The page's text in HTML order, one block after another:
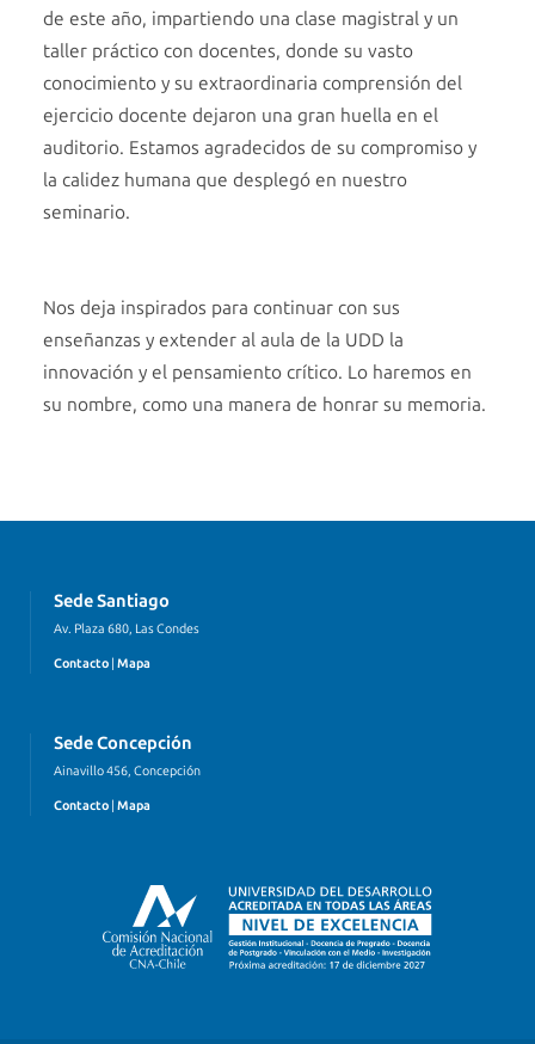
de este año, impartiendo una clase magistral y un
taller práctico con docentes, donde su vasto
conocimiento y su extraordinaria comprensión del
ejercicio docente dejaron una gran huella en el
auditorio. Estamos agradecidos de su compromiso y
la calidez humana que desplegó en nuestro
seminario.
Nos deja inspirados para continuar con sus
enseñanzas y extender al aula de la UDD la
innovación y el pensamiento crítico. Lo haremos en
su nombre, como una manera de honrar su memoria.
Sede Santiago
Av. Plaza 680, Las Condes
Contacto | Mapa
Sede Concepción
Ainavillo 456, Concepción
Contacto | Mapa